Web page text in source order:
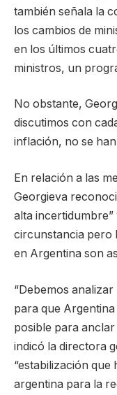
también señala la
los cambios de
en los últimos
ministros, un
No obstante,
discutimos con
inflación, no se
En relación a las
Georgieva
alta
circunstancia pero
en Argentina son
“Debemos
para que
posible para
indicó la directora
“estabilización
argentina para la